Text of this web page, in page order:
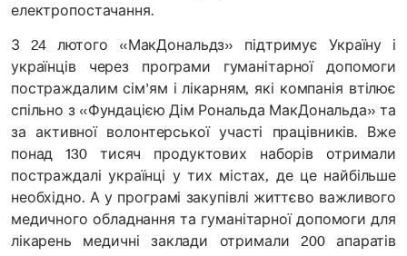
електропостачання.
З 24 лютого «МакДональдз» підтримує Україну і
українців через програми гуманітарної допомоги
постраждалим сім'ям і лікарням, які компанія втілює
спільно з «Фундацією Дім Рональда МакДональда» та
за активної волонтерської участі працівників. Вже
понад 130 тисяч продуктових наборів отримали
постраждалі українці у тих містах, де це найбільше
необхідно. А у програмі закупівлі життєво важливого
медичного обладнання та гуманітарної допомоги для
лікарень медичні заклади отримали 200 апаратів